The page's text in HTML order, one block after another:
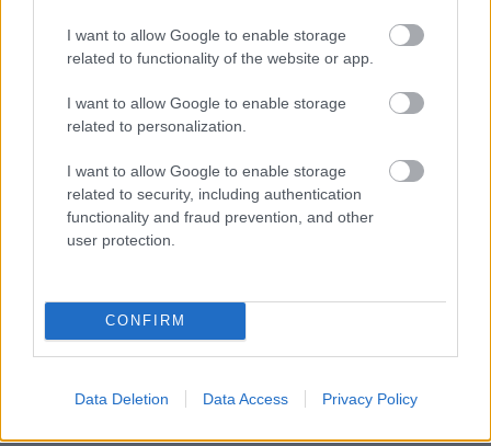
I want to allow Google to enable storage
related to functionality of the website or app.
I want to allow Google to enable storage
related to personalization.
I want to allow Google to enable storage
related to security, including authentication
functionality and fraud prevention, and other
user protection.
CONFIRM
Data Deletion Data Access Privacy Policy
postaládájába érkezik!
A SZOL24 legfrissebb 24 cikke
Szolnokon egy kulcsfontosságú körforgalmat részlegesen
lezárnak a napokban, a közlekedés az átlagost is meghaladó
mértékben lebénul
kimaradás is előfordult
Ön szerint hogy készül a hamisítatlan szolnoki habos isler?
Országos ellenőrzés indult a hazai akkumulátoripari